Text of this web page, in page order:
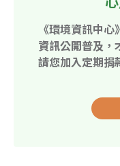
《環境資訊中
資訊公開普及，
請您加入定期捐